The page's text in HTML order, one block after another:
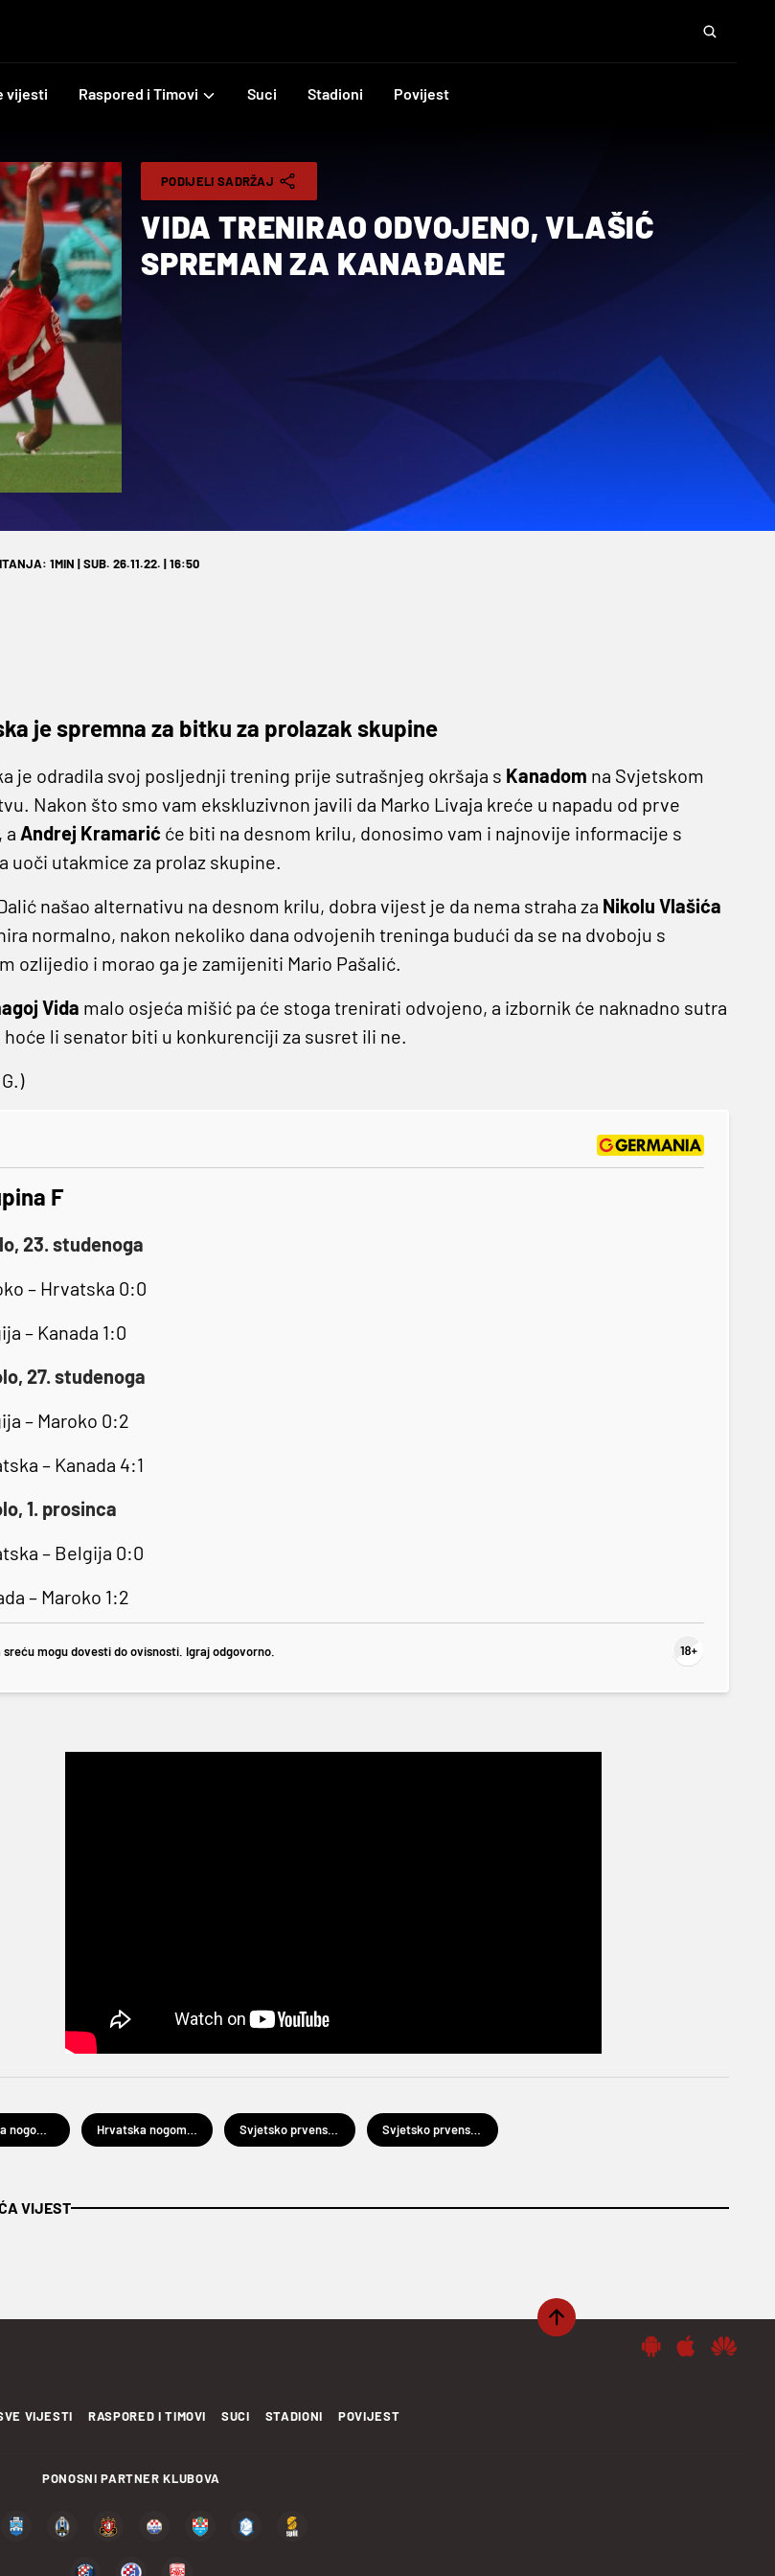
vijesti Raspored i Timovi Suci Stadioni Povijest
PODIJELI SADRŽAJ
VIDA TRENIRAO ODVOJENO, VLAŠIĆ
SPREMAN ZA KANAĐANE
1MIN | SUB. 26.11.22. | 16:50
je spremna za bitku za prolazak skupine
je odradila svoj posljednji trening prije sutrašnjeg okršaja s Kanadom na Svjetskom
Nakon što smo vam ekskluzivnon javili da Marko Livaja kreće u napadu od prve
a Andrej Kramarić će biti na desnom krilu, donosimo vam i najnovije informacije s
uoči utakmice za prolaz skupine.
našao alternativu na desnom krilu, dobra vijest je da nema straha za Nikolu Vlašića
normalno, nakon nekoliko dana odvojenih treninga budući da se na dvoboju s
ozlijedio i morao ga je zamijeniti Mario Pašalić.
Vida malo osjeća mišić pa će stoga trenirati odvojeno, a izbornik će naknadno sutra
li senator biti u konkurenciji za susret ili ne.
F
23. studenoga
– Hrvatska 0:0
– Kanada 1:0
27. studenoga
– Maroko 0:2
– Kanada 4:1
1. prosinca
– Belgija 0:0
– Maroko 1:2
sreću mogu dovesti do ovisnosti. Igraj odgovorno.
kanadska nogometna reprezentacija Hrvatska nogometna reprezentacija Svjetsko prvenstvo u rukometu Katar 2020 Svjetsko prvenstvo u nogometu Katar 2022.
VIJEST
VIJESTI RASPORED I TIMOVI SUCI STADIONI POVIJEST
PONOSNI PARTNER KLUBOVA